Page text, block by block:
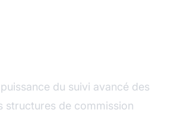
du suivi avancé des
structures de commission